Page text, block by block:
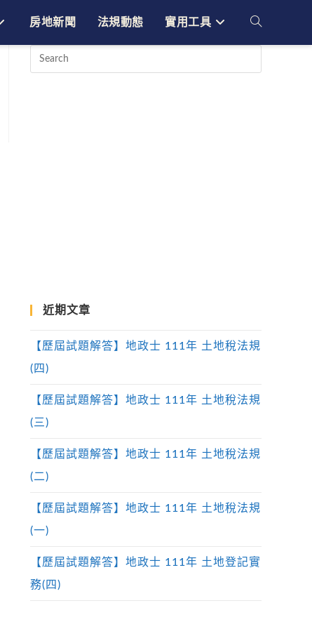
房地新聞 法規動態 實用工具 Toggle
近期文章
【歷屆試題解答】地政士 111年 土地稅法規
(四)
【歷屆試題解答】地政士 111年 土地稅法規
(三)
【歷屆試題解答】地政士 111年 土地稅法規
(二)
【歷屆試題解答】地政士 111年 土地稅法規
(一)
【歷屆試題解答】地政士 111年 土地登記實
務(四)